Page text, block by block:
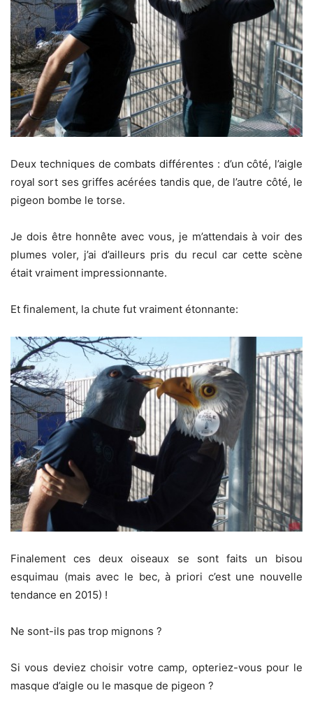
Deux techniques de combats différentes : d’un côté, l’aigle
royal sort ses griffes acérées tandis que, de l’autre côté, le
pigeon bombe le torse.
Je dois être honnête avec vous, je m’attendais à voir des
plumes voler, j’ai d’ailleurs pris du recul car cette scène
était vraiment impressionnante.
Et finalement, la chute fut vraiment étonnante:
Finalement ces deux oiseaux se sont faits un bisou
esquimau (mais avec le bec, à priori c’est une nouvelle
tendance en 2015) !
Ne sont-ils pas trop mignons ?
Si vous deviez choisir votre camp, opteriez-vous pour le
masque d’aigle ou le masque de pigeon ?